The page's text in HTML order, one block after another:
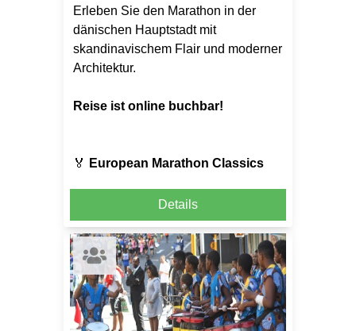
Erleben Sie den Marathon in der
dänischen Hauptstadt mit
skandinavischem Flair und moderner
Architektur.
Reise ist online buchbar!
🏅 European Marathon Classics
Details